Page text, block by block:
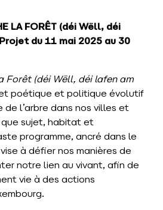
LA FORÊT (déi Wëll, déi
du 11 mai 2025 au 30
Forêt (déi Wëll, déi lafen am
poétique et politique évolutif
de l’arbre dans nos villes et
sujet, habitat et
programme, ancré dans le
à défier nos manières de
notre lien au vivant, afin de
vie à des actions